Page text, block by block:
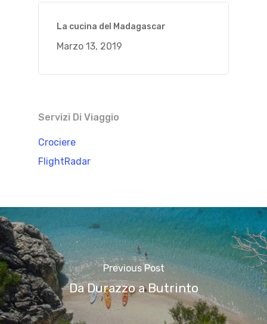
La cucina del Madagascar
Marzo 13, 2019
Servizi Di Viaggio
Crociere
FlightRadar
Previous Post
Da Durazzo a Butrinto